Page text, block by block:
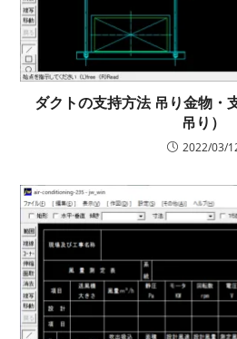
ダクトの支持方法 吊り金物・
吊り）
2022/03/